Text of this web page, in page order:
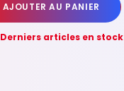
AJOUTER AU PANIER
Derniers articles en stock